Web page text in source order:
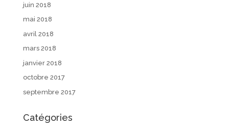
juin 2018
mai 2018
avril 2018
mars 2018
janvier 2018
octobre 2017
septembre 2017
Catégories